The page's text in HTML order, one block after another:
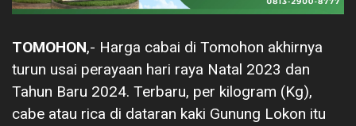
TOMOHON,- Harga cabai di Tomohon akhirnya
turun usai perayaan hari raya Natal 2023 dan
Tahun Baru 2024. Terbaru, per kilogram (Kg),
cabe atau rica di dataran kaki Gunung Lokon itu